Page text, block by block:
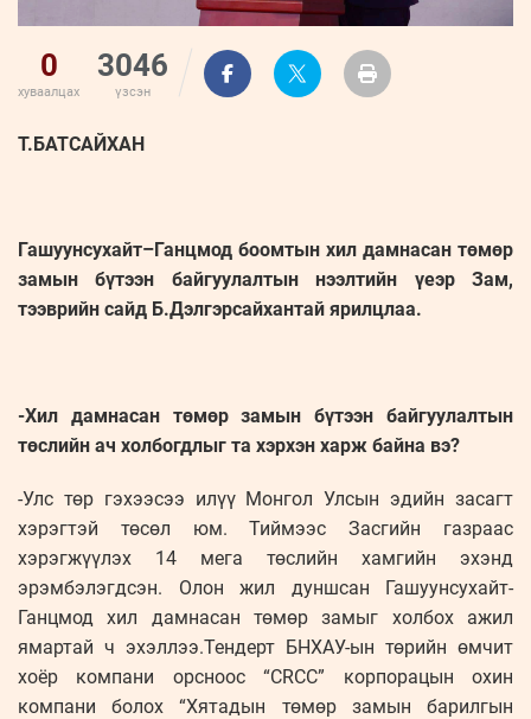
0
хуваалцах
3046
үзсэн
Т.БАТСАЙХАН
Гашуунсухайт–Ганцмод боомтын хил дамнасан төмөр
замын бүтээн байгуулалтын нээлтийн үеэр Зам,
тээврийн сайд Б.Дэлгэрсайхантай ярилцлаа.
-Хил дамнасан төмөр замын бүтээн байгуулалтын
төслийн ач холбогдлыг та хэрхэн харж байна вэ?
-Улс төр гэхээсээ илүү Монгол Улсын эдийн засагт
хэрэгтэй төсөл юм. Тиймээс Засгийн газраас
хэрэгжүүлэх 14 мега төслийн хамгийн эхэнд
эрэмбэлэгдсэн. Олон жил дуншсан Гашуунсухайт-
Ганцмод хил дамнасан төмөр замыг холбох ажил
ямартай ч эхэллээ.Тендерт БНХАУ-ын төрийн өмчит
хоёр компани орсноос “CRCC” корпорацын охин
компани болох “Хятадын төмөр замын барилгын